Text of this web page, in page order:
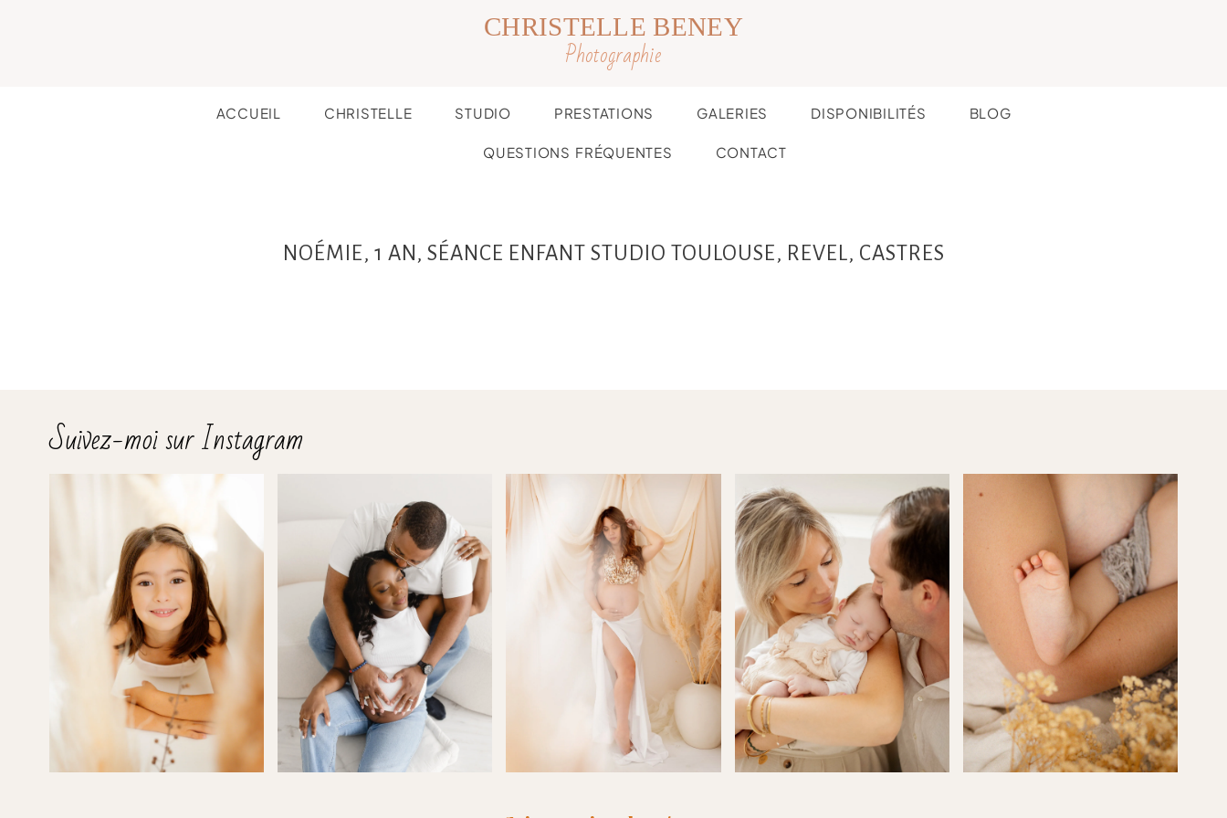
Photographie
CHRISTELLE BENEY
ACCUEIL CHRISTELLE STUDIO PRESTATIONS GALERIES DISPONIBILITÉS BLOG
QUESTIONS FRÉQUENTES CONTACT
NOÉMIE, 1 AN, SÉANCE ENFANT STUDIO TOULOUSE, REVEL, CASTRES
Suivez-moi sur Instagram